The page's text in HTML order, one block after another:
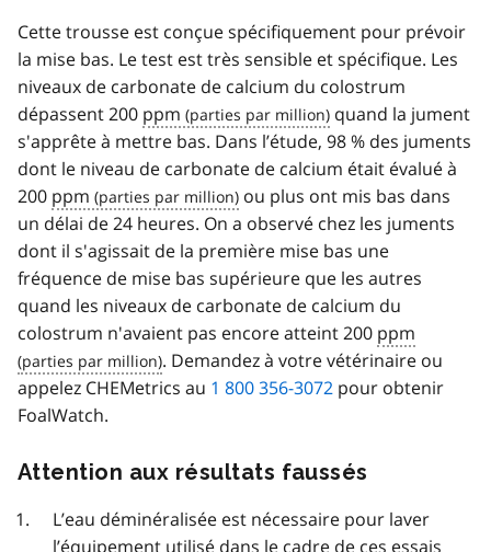
Cette trousse est conçue spécifiquement pour prévoir
la mise bas. Le test est très sensible et spécifique. Les
niveaux de carbonate de calcium du colostrum
dépassent 200 ppm
quand la jument
s'apprête à mettre bas. Dans l’étude, 98 % des juments
dont le niveau de carbonate de calcium était évalué à
200 ppm
ou plus ont mis bas dans
un délai de 24 heures. On a observé chez les juments
dont il s'agissait de la première mise bas une
fréquence de mise bas supérieure que les autres
quand les niveaux de carbonate de calcium du
colostrum n'avaient pas encore atteint 200 ppm
. Demandez à votre vétérinaire ou
appelez CHEMetrics au 1 800 356-3072 pour obtenir
FoalWatch.
Attention aux résultats faussés
L’eau déminéralisée est nécessaire pour laver
l’équipement utilisé dans le cadre de ces essais